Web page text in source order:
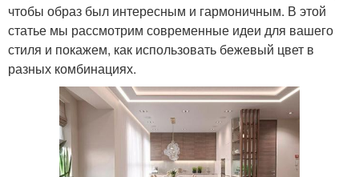
чтобы образ был интересным и гармоничным. В этой
статье мы рассмотрим современные идеи для вашего
стиля и покажем, как использовать бежевый цвет в
разных комбинациях.